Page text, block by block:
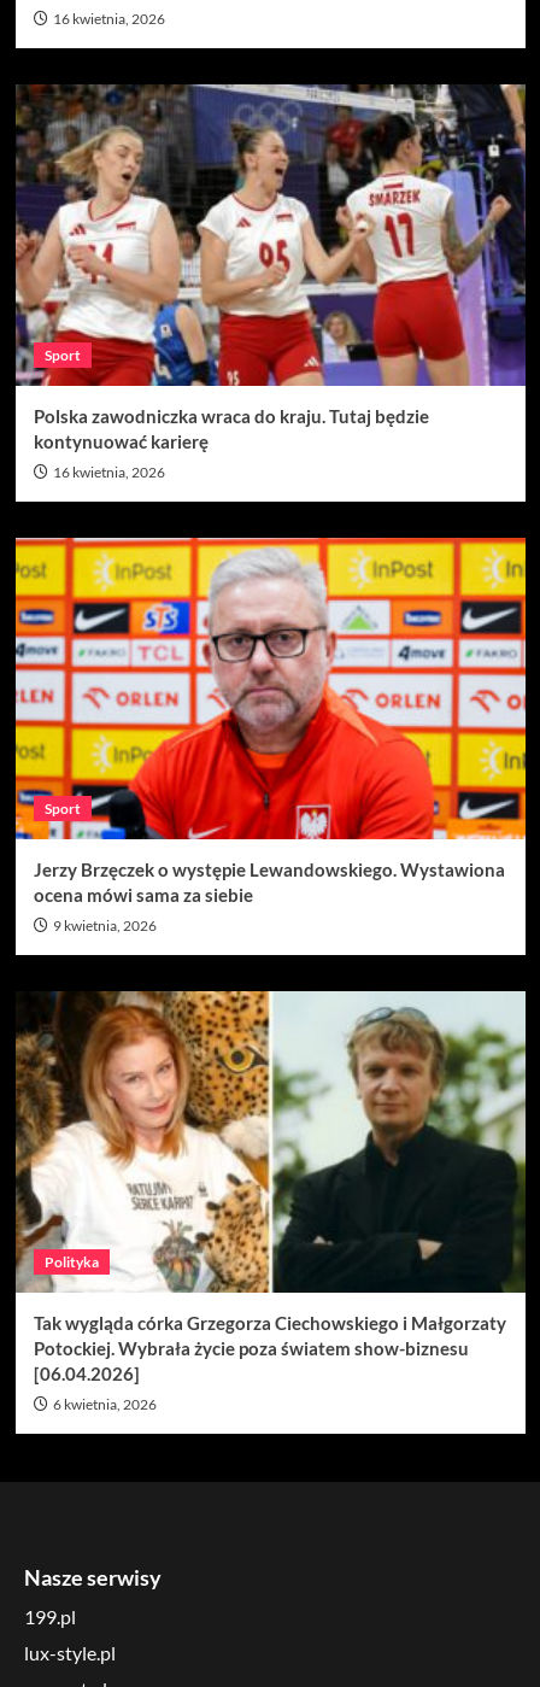
16 kwietnia, 2026
Sport
Polska zawodniczka wraca do kraju. Tutaj będzie
kontynuować karierę
16 kwietnia, 2026
Sport
Jerzy Brzęczek o występie Lewandowskiego. Wystawiona
ocena mówi sama za siebie
9 kwietnia, 2026
Polityka
Tak wygląda córka Grzegorza Ciechowskiego i Małgorzaty
Potockiej. Wybrała życie poza światem show-biznesu
[06.04.2026]
6 kwietnia, 2026
Nasze serwisy
199.pl
lux-style.pl